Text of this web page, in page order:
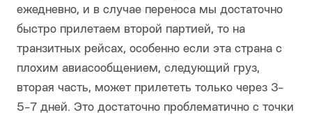
ежедневно, и в случае переноса мы достаточно
быстро прилетаем второй партией, то на
транзитных рейсах, особенно если эта страна с
плохим авиасообщением, следующий груз,
вторая часть, может прилететь только через 3-
5-7 дней. Это достаточно проблематично с точки